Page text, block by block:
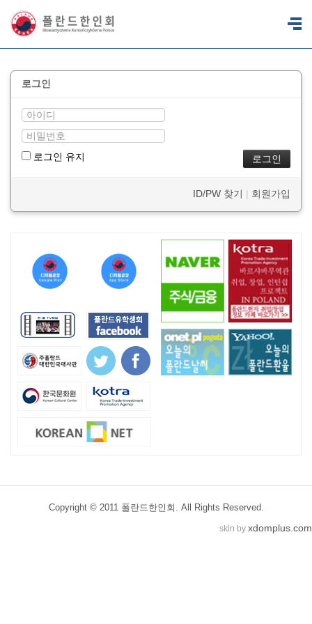
로그인
로그인 유지
ID/PW 찾기 | 회원가입
Copyright © 2011 폴란드한인회. All Rights Reserved.
skin by xdomplus.com